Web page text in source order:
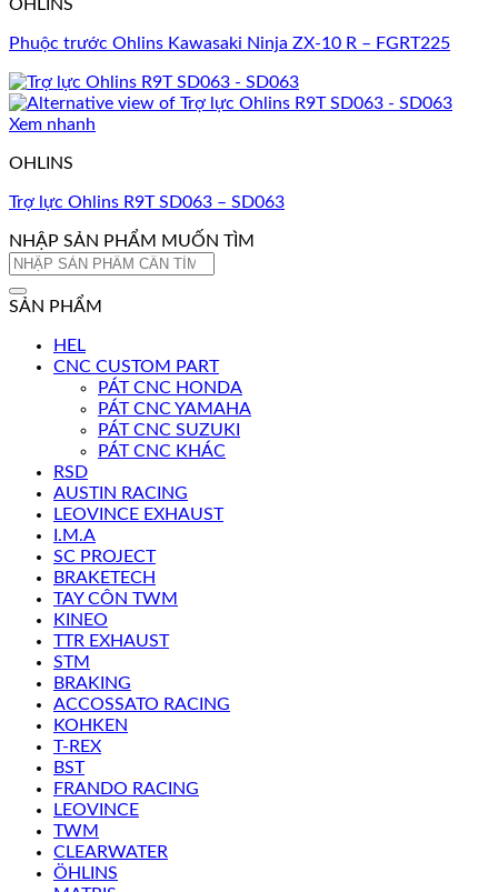
OHLINS
Phuộc trước Ohlins Kawasaki Ninja ZX-10 R – FGRT225
Xem nhanh
OHLINS
Trợ lực Ohlins R9T SD063 – SD063
NHẬP SẢN PHẨM MUỐN TÌM
Tìm
SẢN PHẨM
HEL
CNC CUSTOM PART
PÁT CNC HONDA
PÁT CNC YAMAHA
PÁT CNC SUZUKI
PÁT CNC KHÁC
RSD
AUSTIN RACING
LEOVINCE EXHAUST
I.M.A
SC PROJECT
BRAKETECH
TAY CÔN TWM
KINEO
TTR EXHAUST
STM
BRAKING
ACCOSSATO RACING
KOHKEN
T-REX
BST
FRANDO RACING
LEOVINCE
TWM
CLEARWATER
ÖHLINS